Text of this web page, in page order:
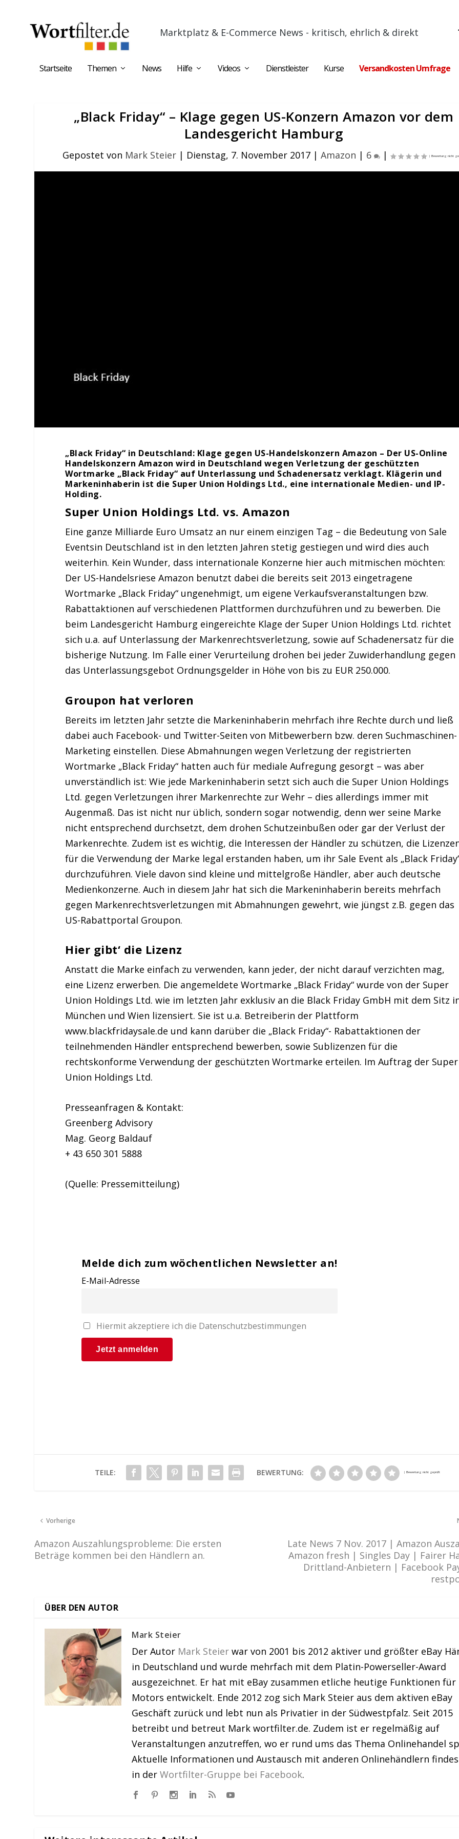
Marktplatz & E-Commerce News - kritisch, ehrlich & direkt
Startseite Themen News Hilfe Videos Dienstleister Kurse Versandkosten Umfrage
„Black Friday“ – Klage gegen US-Konzern Amazon vor dem
Landesgericht Hamburg
Gepostet von Mark Steier| Dienstag, 7. November 2017| Amazon | 6 |
„Black Friday“ in Deutschland: Klage gegen US-Handelskonzern Amazon – Der US-Online
Handelskonzern Amazon wird in Deutschland wegen Verletzung der geschützten
Wortmarke „Black Friday“ auf Unterlassung und Schadenersatz verklagt. Klägerin und
Markeninhaberin ist die Super Union Holdings Ltd., eine internationale Medien- und IP-
Holding.
Super Union Holdings Ltd. vs. Amazon
Eine ganze Milliarde Euro Umsatz an nur einem einzigen Tag – die Bedeutung von Sale
Eventsin Deutschland ist in den letzten Jahren stetig gestiegen und wird dies auch
weiterhin. Kein Wunder, dass internationale Konzerne hier auch mitmischen möchten:
Der US-Handelsriese Amazon benutzt dabei die bereits seit 2013 eingetragene
Wortmarke „Black Friday“ ungenehmigt, um eigene Verkaufsveranstaltungen bzw.
Rabattaktionen auf verschiedenen Plattformen durchzuführen und zu bewerben. Die
beim Landesgericht Hamburg eingereichte Klage der Super Union Holdings Ltd. richtet
sich u.a. auf Unterlassung der Markenrechtsverletzung, sowie auf Schadenersatz für die
bisherige Nutzung. Im Falle einer Verurteilung drohen bei jeder Zuwiderhandlung gegen
das Unterlassungsgebot Ordnungsgelder in Höhe von bis zu EUR 250.000.
Groupon hat verloren
Bereits im letzten Jahr setzte die Markeninhaberin mehrfach ihre Rechte durch und ließ
dabei auch Facebook- und Twitter-Seiten von Mitbewerbern bzw. deren Suchmaschinen-
Marketing einstellen. Diese Abmahnungen wegen Verletzung der registrierten
Wortmarke „Black Friday“ hatten auch für mediale Aufregung gesorgt – was aber
unverständlich ist: Wie jede Markeninhaberin setzt sich auch die Super Union Holdings
Ltd. gegen Verletzungen ihrer Markenrechte zur Wehr – dies allerdings immer mit
Augenmaß. Das ist nicht nur üblich, sondern sogar notwendig, denn wer seine Marke
nicht entsprechend durchsetzt, dem drohen Schutzeinbußen oder gar der Verlust der
Markenrechte. Zudem ist es wichtig, die Interessen der Händler zu schützen, die
für die Verwendung der Marke legal erstanden haben, um ihr Sale Event als „Black
durchzuführen. Viele davon sind kleine und mittelgroße Händler, aber auch deutsche
Medienkonzerne. Auch in diesem Jahr hat sich die Markeninhaberin bereits mehrfach
gegen Markenrechtsverletzungen mit Abmahnungen gewehrt, wie jüngst z.B. gegen das
US-Rabattportal Groupon.
Hier gibt‘ die Lizenz
Anstatt die Marke einfach zu verwenden, kann jeder, der nicht darauf verzichten mag,
eine Lizenz erwerben. Die angemeldete Wortmarke „Black Friday“ wurde von der Super
Union Holdings Ltd. wie im letzten Jahr exklusiv an die Black Friday GmbH mit dem Sitz
München und Wien lizensiert. Sie ist u.a. Betreiberin der Plattform
www.blackfridaysale.de und kann darüber die „Black Friday“- Rabattaktionen der
teilnehmenden Händler entsprechend bewerben, sowie Sublizenzen für die
rechtskonforme Verwendung der geschützten Wortmarke erteilen. Im Auftrag der Super
Union Holdings Ltd.
Presseanfragen & Kontakt:
Greenberg Advisory
Mag. Georg Baldauf
+ 43 650 301 5888
(Quelle: Pressemitteilung)
Melde dich zum wöchentlichen Newsletter an!
E-Mail-Adresse
Hiermit akzeptiere ich die Datenschutzbestimmungen
TEILE: BEWERTUNG:
Vorherige
Amazon Auszahlungsprobleme: Die ersten
Beträge kommen bei den Händlern an.
Late News 7 Nov. 2017 | Amazon
Amazon fresh | Singles Day | Fairer
Drittland-Anbietern | Facebook
ÜBER DEN AUTOR
Mark Steier
Der Autor Mark Steier war von 2001 bis 2012 aktiver und größter eBay
in Deutschland und wurde mehrfach mit dem Platin-Powerseller-Award
ausgezeichnet. Er hat mit eBay zusammen etliche heutige Funktionen für
Motors entwickelt. Ende 2012 zog sich Mark Steier aus dem aktiven eBay
Geschäft zurück und lebt nun als Privatier in der Südwestpfalz. Seit 2015
betreibt und betreut Mark wortfilter.de. Zudem ist er regelmäßig auf
Veranstaltungen anzutreffen, wo er rund ums das Thema Onlinehandel
Aktuelle Informationen und Austausch mit anderen Onlinehändlern
in derWortfilter-Gruppe bei Facebook.